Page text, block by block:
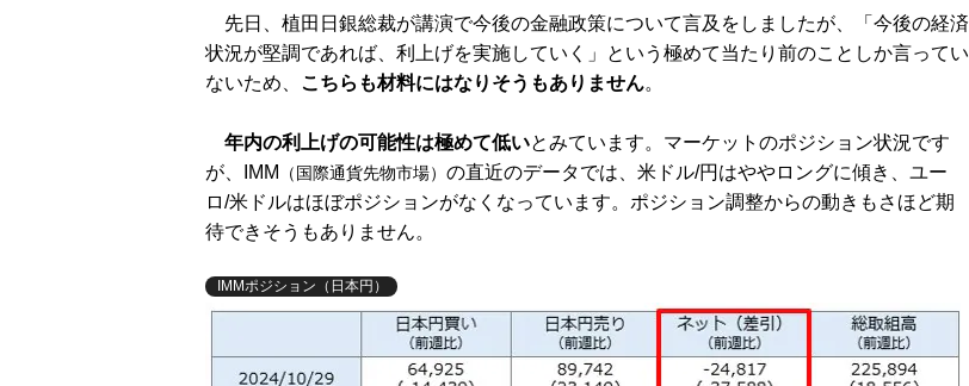
先日、植田日銀総裁が講演で今後の金融政策について言及をしましたが、「今後の経済
状況が堅調であれば、利上げを実施していく」という極めて当たり前のことしか言ってい
ないため、 こちらも材料にはなりそうもありません。
年内の利上げの可能性は極めて低いとみています。マーケットのポジション状況です
が、IMM
（国際通貨先物市場） の直近のデータでは、米ドル/円はややロングに傾き、ユー
ロ/米ドルはほぼポジションがなくなっています。ポジション調整からの動きもさほど期
待できそうもありません。
IMMポジション（日本円）